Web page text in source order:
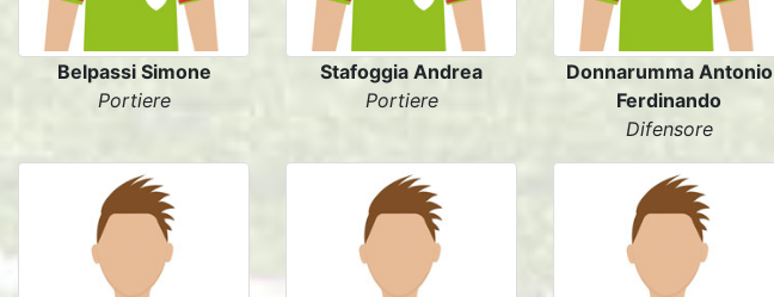
Belpassi Simone
Portiere
Stafoggia Andrea
Portiere
Donnarumma Antonio
Ferdinando
Difensore